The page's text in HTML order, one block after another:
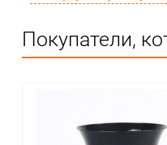
Особые условия
Количество в коробке
Покупатели,